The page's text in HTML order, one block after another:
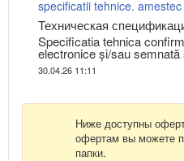
specificatii tehnice.
Техническая
Specificatia tehnica
electronice și/sau
30.04.26 11:11
Ниже доступны
офертам вы можете
папки.